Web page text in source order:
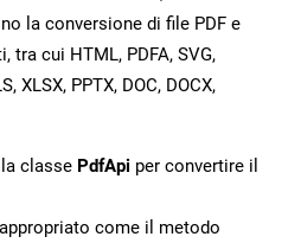
la conversione di file PDF e
tra cui HTML, PDFA, SVG,
XLSX, PPTX, DOC, DOCX,
classe PdfApi per convertire il
come il metodo